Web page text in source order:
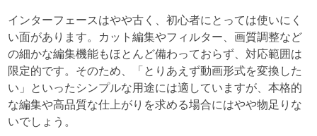
インターフェースはやや古く、初心者にとっては使いにく
い面があります。カット編集やフィルター、画質調整など
の細かな編集機能もほとんど備わっておらず、対応範囲は
限定的です。そのため、「とりあえず動画形式を変換した
い」といったシンプルな用途には適していますが、本格的
な編集や高品質な仕上がりを求める場合にはやや物足りな
いでしょう。